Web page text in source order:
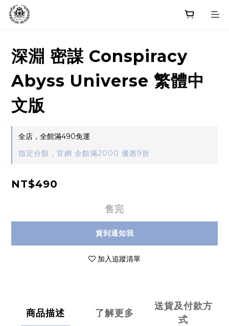
深淵 密謀 Conspiracy
Abyss Universe 繁體中
文版
全店，全館滿490免運
指定分類，官網 全館滿2000 優惠9折
NT$490
售完
貨到通知我
加入追蹤清單
商品描述 了解更多
送貨及付款方
式